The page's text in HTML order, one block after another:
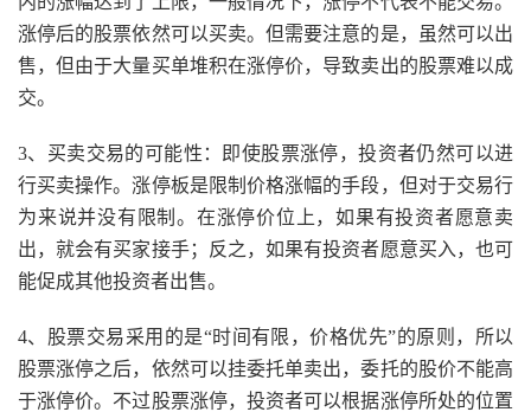
涨停后的股票依然可以买卖。但需要注意的是，虽然可以出
售，但由于大量买单堆积在涨停价，导致卖出的股票难以成
交。
3、买卖交易的可能性：即使股票涨停，投资者仍然可以进
行买卖操作。涨停板是限制价格涨幅的手段，但对于交易行
为来说并没有限制。在涨停价位上，如果有投资者愿意卖
出，就会有买家接手；反之，如果有投资者愿意买入，也可
能促成其他投资者出售。
4、股票交易采用的是“时间有限，价格优先”的原则，所以
股票涨停之后，依然可以挂委托单卖出，委托的股价不能高
于涨停价。不过股票涨停，投资者可以根据涨停所处的位置